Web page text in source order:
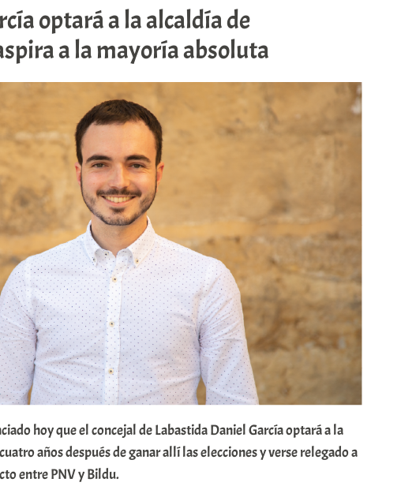
optará a la alcaldía de
a la mayoría absoluta
hoy que el concejal de Labastida Daniel García optará a la
años después de ganar allí las elecciones y verse relegado a
entre PNV y Bildu.